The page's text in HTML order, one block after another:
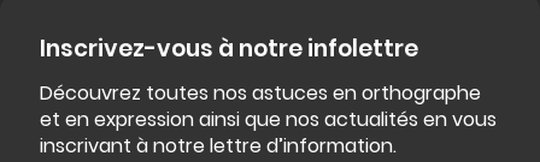
Inscrivez-vous à notre infolettre
Découvrez toutes nos astuces en orthographe
et en expression ainsi que nos actualités en vous
inscrivant à notre lettre d’information.